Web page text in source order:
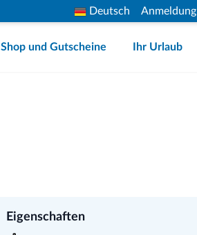
Deutsch Anmeldung
Shop und Gutscheine Ihr Urlaub
Eigenschaften